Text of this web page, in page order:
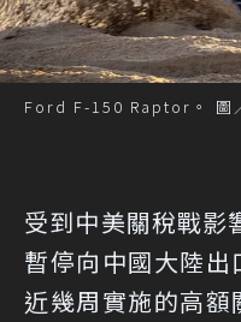
Ford F-150 Raptor。 圖
受到中美關稅戰影
暫停向中國大陸
近幾周實施的高